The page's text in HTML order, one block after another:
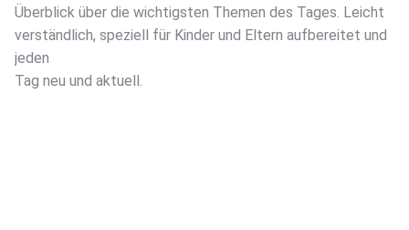
Überblick über die wichtigsten Themen des Tages. Leicht
verständlich, speziell für Kinder und Eltern aufbereitet und
jeden
Tag neu und aktuell.